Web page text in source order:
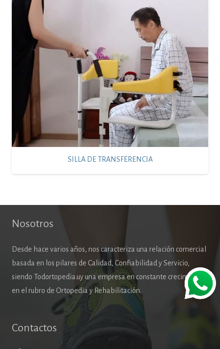
SILLA DE TRANSFERENCIA
Nosotros
Desde hace varios años, nos caracteriza una relación comercial
basada en los pilares de Calidad, Confiabilidad y Servicio,
siendo Todortopedia.uy una empresa en constante crecimiento
en el rubro de Ortopedia y Rehabilitación.
Contactos